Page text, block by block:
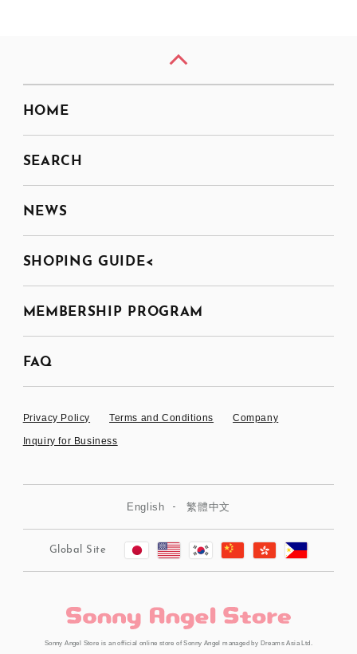
HOME
SEARCH
NEWS
SHOPING GUIDE<
MEMBERSHIP PROGRAM
FAQ
Privacy Policy Terms and Conditions Company
Inquiry for Business
English 繁體中文
Global Site
Sonny Angel Store is an official online store of Sonny Angel managed by Dreams Asia Ltd.